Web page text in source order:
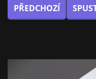
PŘEDCHOZÍ